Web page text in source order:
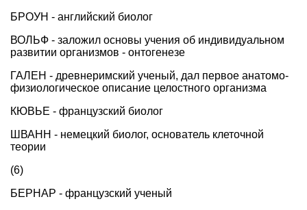
БРОУН - английский биолог
ВОЛЬФ - заложил основы учения об индивидуальном
развитии организмов - онтогенезе
ГАЛЕН - древнеримский ученый, дал первое анатомо-
физиологическое описание целостного организма
КЮВЬЕ - французский биолог
ШВАНН - немецкий биолог, основатель клеточной
теории
(6)
БЕРНАР - французский ученый